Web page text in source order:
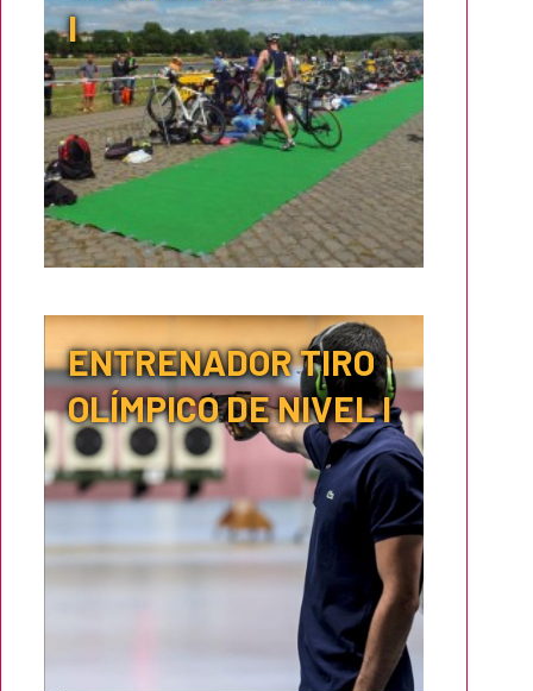
I
ENTRENADOR TIRO
OLÍMPICO DE NIVEL I